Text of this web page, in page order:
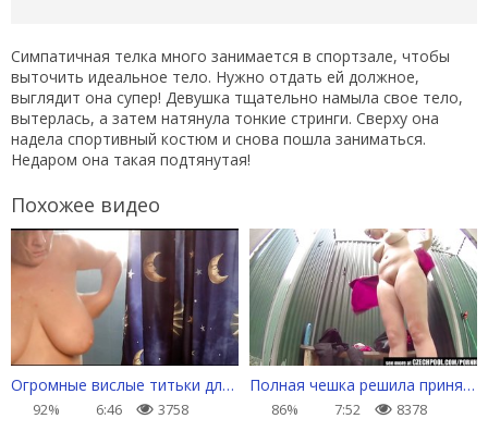
Симпатичная телка много занимается в спортзале, чтобы
выточить идеальное тело. Нужно отдать ей должное,
выглядит она супер! Девушка тщательно намыла свое тело,
вытерлась, а затем натянула тонкие стринги. Сверху она
надела спортивный костюм и снова пошла заниматься.
Недаром она такая подтянутая!
Похожее видео
Огромные вислые титьки для любителей натурального
92% 6:46 3758
Полная чешка решила принять душ на улице после пляжа
86% 7:52 8378